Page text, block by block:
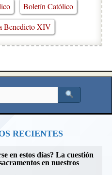
Boletín Católico
Benedicto XIV
RECIENTES
en estos días? La cuestión
en nuestros